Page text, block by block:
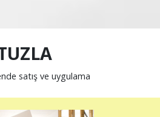
satış ve uygulama